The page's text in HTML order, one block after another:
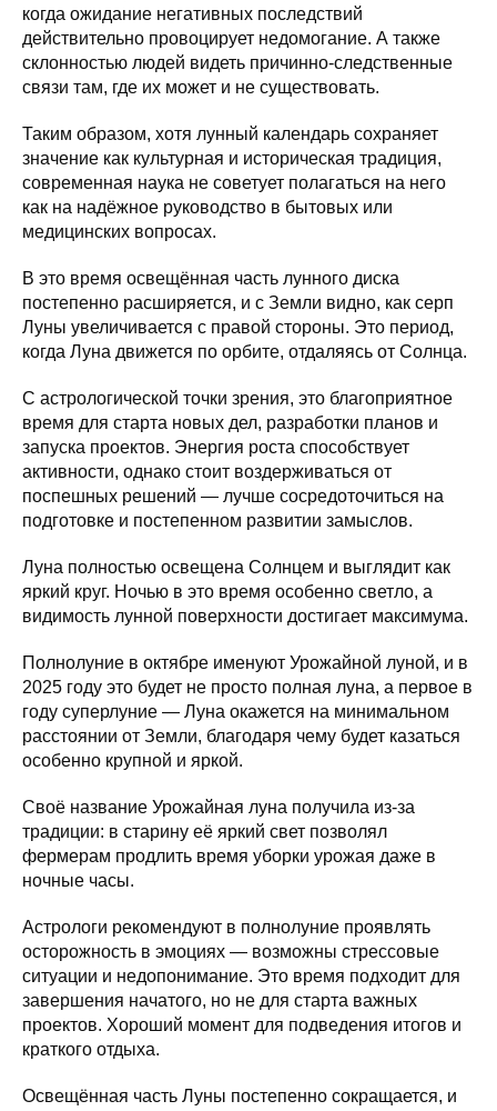
когда ожидание негативных последствий
действительно провоцирует недомогание. А также
склонностью людей видеть причинно-следственные
связи там, где их может и не существовать.
Таким образом, хотя лунный календарь сохраняет
значение как культурная и историческая традиция,
современная наука не советует полагаться на него
как на надёжное руководство в бытовых или
медицинских вопросах.
В это время освещённая часть лунного диска
постепенно расширяется, и с Земли видно, как серп
Луны увеличивается с правой стороны. Это период,
когда Луна движется по орбите, отдаляясь от Солнца.
С астрологической точки зрения, это благоприятное
время для старта новых дел, разработки планов и
запуска проектов. Энергия роста способствует
активности, однако стоит воздерживаться от
поспешных решений — лучше сосредоточиться на
подготовке и постепенном развитии замыслов.
Луна полностью освещена Солнцем и выглядит как
яркий круг. Ночью в это время особенно светло, а
видимость лунной поверхности достигает максимума.
Полнолуние в октябре именуют Урожайной луной, и в
2025 году это будет не просто полная луна, а первое в
году суперлуние — Луна окажется на минимальном
расстоянии от Земли, благодаря чему будет казаться
особенно крупной и яркой.
Своё название Урожайная луна получила из-за
традиции: в старину её яркий свет позволял
фермерам продлить время уборки урожая даже в
ночные часы.
Астрологи рекомендуют в полнолуние проявлять
осторожность в эмоциях — возможны стрессовые
ситуации и недопонимание. Это время подходит для
завершения начатого, но не для старта важных
проектов. Хороший момент для подведения итогов и
краткого отдыха.
Освещённая часть Луны постепенно сокращается, и